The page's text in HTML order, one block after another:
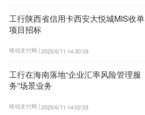
工行陕西省信用卡西安大悦城MIS收单
项目招标
移动支付网 | 2025/6/11 14:30:09
工行在海南落地“企业汇率风险管理服
务”场景业务
移动支付网 | 2025/6/11 14:02:03